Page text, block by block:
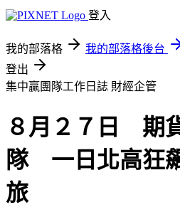
登入
我的部落格 我的部落格後台
登出
集中贏團隊工作日誌 財經企管
８月２７日 期
隊 一日北高狂
旅